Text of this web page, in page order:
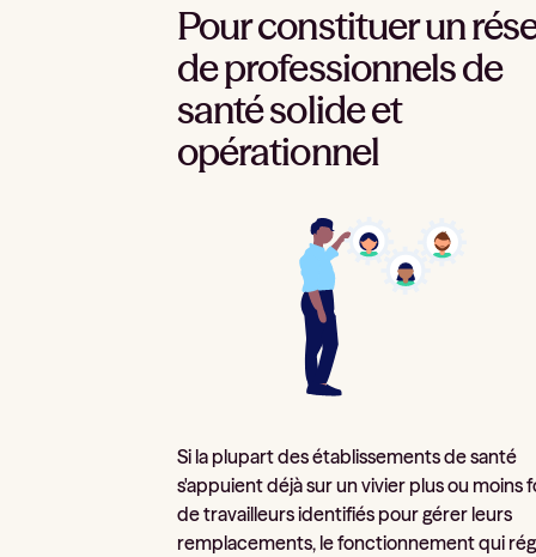
Pour constituer un
de professionnels de
santé solide et
opérationnel
Si la plupart des établissements de santé
s'appuient déjà sur un vivier plus ou moins
de travailleurs identifiés pour gérer leurs
remplacements, le fonctionnement qui